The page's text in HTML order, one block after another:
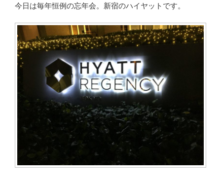
今日は毎年恒例の忘年会。新宿のハイヤットです。